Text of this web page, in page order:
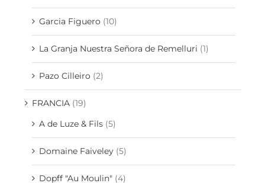
Garcia Figuero (10)
La Granja Nuestra Señora de Remelluri (1)
Pazo Cilleiro (2)
FRANCIA (19)
A de Luze & Fils (5)
Domaine Faiveley (5)
Dopff "Au Moulin" (4)